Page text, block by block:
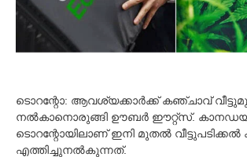
2
2
ടൊറന്റോ: ആവശ്യക്കാര്‍ക്ക് കഞ്ചാവ്
നല്‍കാനൊരുങ്ങി ഊബര്‍ ഈറ്റ്സ്.
ടൊറന്റോയിലാണ് ഇനി മുതല്‍
എത്തിച്ചുനല്‍കുന്നത്.